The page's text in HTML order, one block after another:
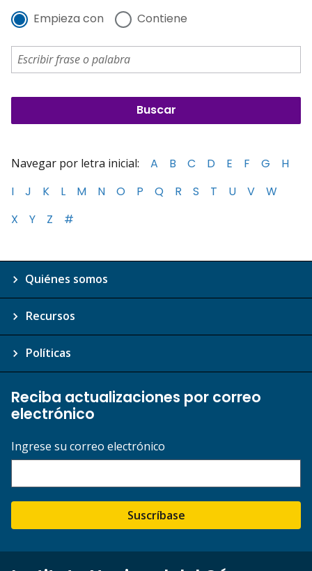
Empieza con Contiene
Navegar por letra inicial: A B C D E F G
H
I
J K L M N O P Q R S T U V
W
X
Y Z #
Quiénes somos
Recursos
Políticas
Reciba actualizaciones por correo
electrónico
Ingrese su correo electrónico
Suscríbase